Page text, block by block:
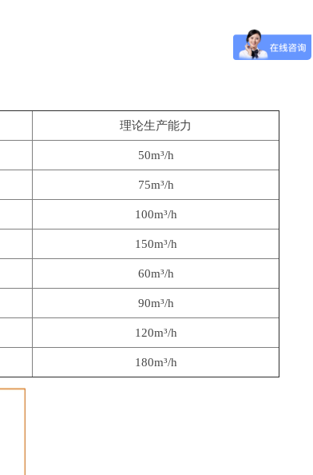
理论生产能力
50m³/h
75m³/h
100m³/h
150m³/h
60m³/h
90m³/h
120m³/h
180m³/h